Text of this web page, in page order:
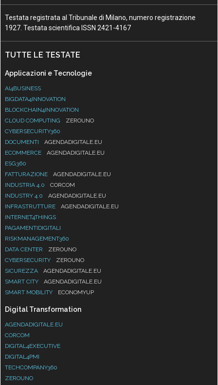
Testata registrata al Tribunale di Milano, numero registrazione
1927. Testata scientifica ISSN 2421-4167
TUTTE LE TESTATE
Applicazioni e Tecnologie
AI4BUSINESS
BIGDATA4INNOVATION
BLOCKCHAIN4INNOVATION
CLOUD COMPUTING
ZEROUNO
CYBERSECURITY360
DOCUMENTI
AGENDADIGITALE.EU
ECOMMERCE
AGENDADIGITALE.EU
ESG360
FATTURAZIONE
AGENDADIGITALE.EU
INDUSTRIA 4.0
CORCOM
INDUSTRY 4.0
AGENDADIGITALE.EU
INFRASTRUTTURE
AGENDADIGITALE.EU
INTERNET4THINGS
PAGAMENTIDIGITALI
RISKMANAGEMENT360
DATA CENTER
ZEROUNO
CYBERSECURITY
ZEROUNO
SICUREZZA
AGENDADIGITALE.EU
SMART CITY
AGENDADIGITALE.EU
SMART MOBILITY
ECONOMYUP
Digital Transformation
AGENDADIGITALE.EU
CORCOM
DIGITAL4EXECUTIVE
DIGITAL4PMI
TECHCOMPANY360
ZEROUNO